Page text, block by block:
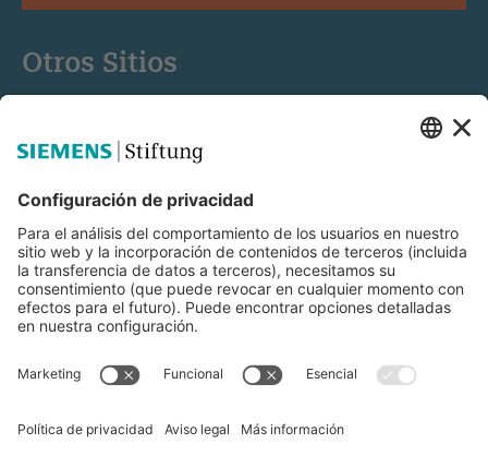
Otros Sitios
Educación STEM
Mediaportal
© Siemens Stiftung 2025